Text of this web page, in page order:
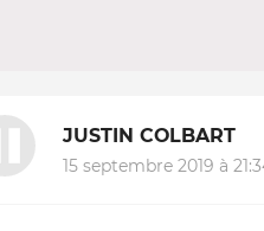
JUSTIN COLBART
15 septembre 2019 à